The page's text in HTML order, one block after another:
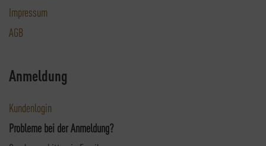
Impressum
AGB
Anmeldung
Kundenlogin
Probleme bei der Anmeldung?